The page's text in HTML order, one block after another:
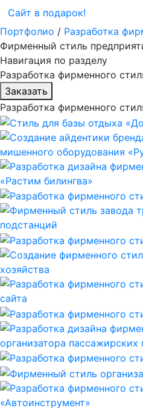
Сайт в подарок!
Портфолио / Разработка
Фирменный стиль
Заказать
Разработка фирменного
Навигация по разделу
Разработка фирменного